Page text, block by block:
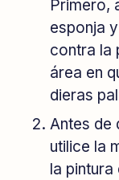
Primero,
esponja
contra la
área en
dieras
Antes de
utilice la
la pintura